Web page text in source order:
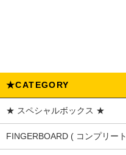
★CATEGORY
★ スペシャルボックス ★
FINGERBOARD ( コンプリー